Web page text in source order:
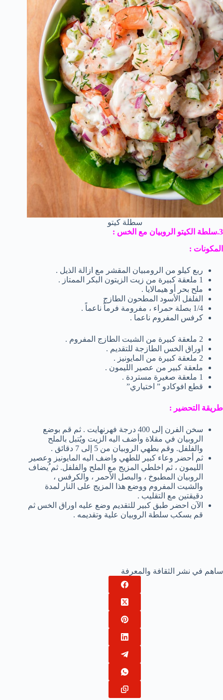
سطلة كيتو
3.سلطة الكيتو الروبيان مع الخس :
المكونات :
ربع كيلو من الرومبيان المقشر مع ازالة الذيل .
1 ملعقة كبيرة من زيت الزيتون البكر الممتاز .
ملح بحر أو هيمالايا .
الفلفل الأسود المطحون الطازج
1/4 بصلة حمراء ، مفرومة فرماً ناعماً .
كرفس المفروم ناعما .
2 ملعقة كبيرة من الشبت الطازج المفروم .
اوراق الخس الطازجة للتقديم .
2 ملعقة كبيرة من المايونيز .
ملعقة كبير من عصير الليمون .
1 ملعقة صغيرة مستردة .
قطع افوكادو ” اختياري”
طريقة التحضير :
سخن الفرن إلى 400 درجة فهرنهايت . ثم قم بوضع
الروبيان في مقلاة وأضف اليه الزيت ويُتبل بالملح
والفلفل. وقم بطهي الروبيان من 5 إلى 7 دقائق .
ثم أحضر وعاء كبير للطهي واضف اليه المايونيز وعصير
الليمون ، ثم اخلطي المزيج مع الملح والفلفل. ثم ُيضاف
الروبيان المطبوخ ، والبصل الأحمر ، والكرفس ،
والشيت المفروم ووضع هذا المزيج على النار لمدة
دقيقتين مع التقليب .
الآن احضر طبق كبير للتقديم وضع عليه اوراق الخس ثم
قم بسكب سلطة الروبيان علية وتقديمه .
ساهم في نشر الثقافة والمعرفة